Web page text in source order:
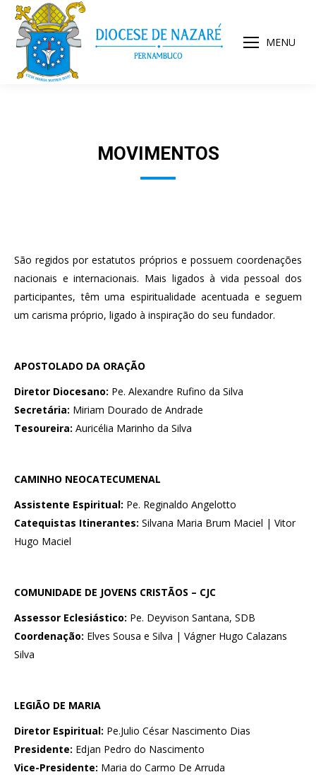
MENU
MOVIMENTOS
São regidos por estatutos próprios e possuem coordenações
nacionais e internacionais. Mais ligados à vida pessoal dos
participantes, têm uma espiritualidade acentuada e seguem
um carisma próprio, ligado à inspiração do seu fundador.
APOSTOLADO DA ORAÇÃO
Diretor Diocesano: Pe. Alexandre Rufino da Silva
Secretária: Miriam Dourado de Andrade
Tesoureira: Auricélia Marinho da Silva
CAMINHO NEOCATECUMENAL
Assistente Espiritual: Pe. Reginaldo Angelotto
Catequistas Itinerantes: Silvana Maria Brum Maciel | Vitor
Hugo Maciel
COMUNIDADE DE JOVENS CRISTÃOS – CJC
Assessor Eclesiástico: Pe. Deyvison Santana, SDB
Coordenação: Elves Sousa e Silva | Vágner Hugo Calazans
Silva
LEGIÃO DE MARIA
Diretor Espiritual: Pe.Julio César Nascimento Dias
Presidente: Edjan Pedro do Nascimento
Vice-Presidente: Maria do Carmo De Arruda